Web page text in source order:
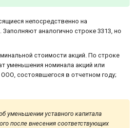
непосредственно на
Заполняют аналогично строке 3313, но
стоимости акций. По строке
уменьшения номинала акций или
состоявшегося в отчетном году;
уменьшении уставного капитала
после внесения соответствующих